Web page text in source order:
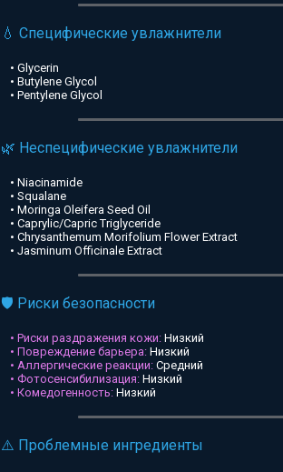
💧 Специфические увлажнители
• Glycerin
• Butylene Glycol
• Pentylene Glycol
🌿 Неспецифические увлажнители
• Niacinamide
• Squalane
• Moringa Oleifera Seed Oil
• Caprylic/Capric Triglyceride
• Chrysanthemum Morifolium Flower Extract
• Jasminum Officinale Extract
🛡️ Риски безопасности
• Риски раздражения кожи: Низкий
• Повреждение барьера: Низкий
• Аллергические реакции: Средний
• Фотосенсибилизация: Низкий
• Комедогенность: Низкий
⚠️ Проблемные ингредиенты